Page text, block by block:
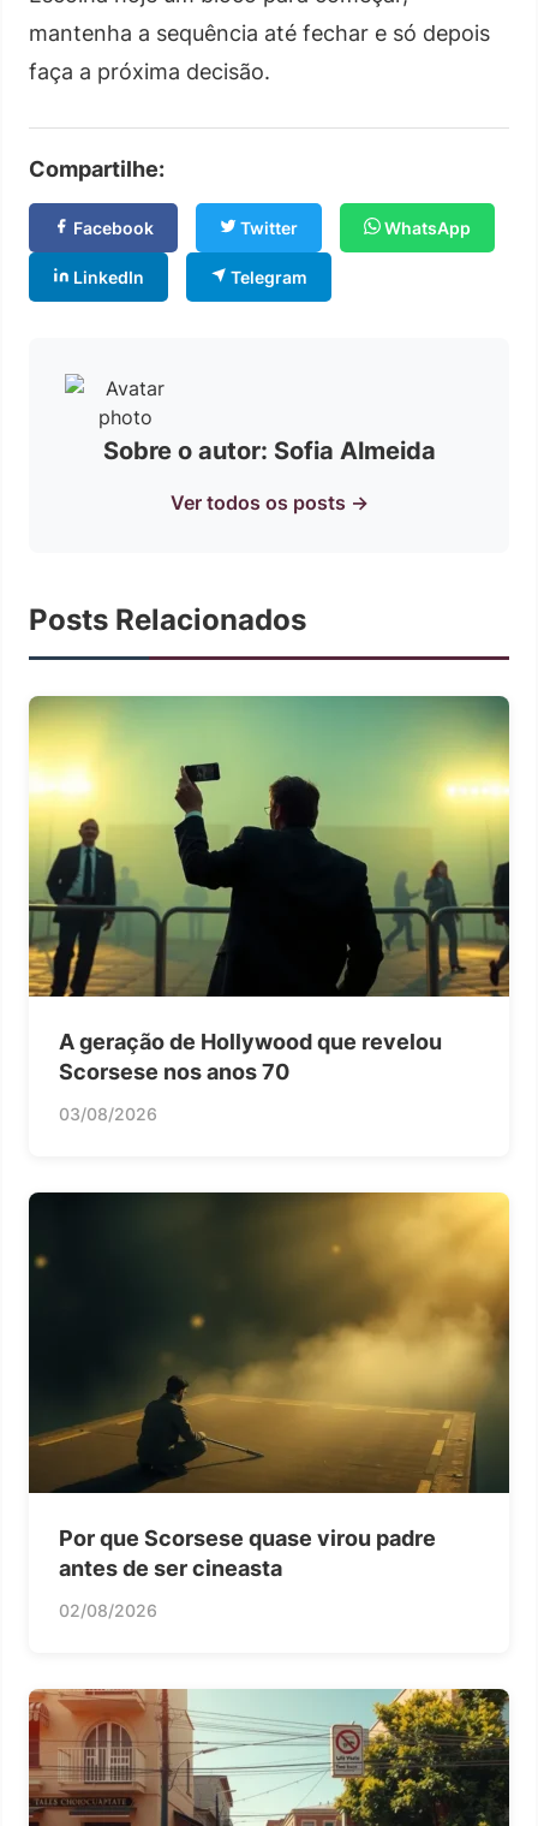
mantenha a sequência até fechar e só depois
faça a próxima decisão.
Compartilhe:
Facebook Twitter WhatsApp
LinkedIn Telegram
Sobre o autor: Sofia Almeida
Ver todos os posts →
Posts Relacionados
A geração de Hollywood que revelou
Scorsese nos anos 70
03/08/2026
Por que Scorsese quase virou padre
antes de ser cineasta
02/08/2026